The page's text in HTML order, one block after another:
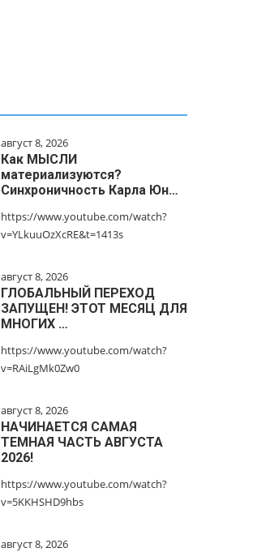
август 8, 2026
Как МЫСЛИ
материализуются?
Синхроничность Карла Юн…
https://www.youtube.com/watch?
v=YLkuuOzXcRE&t=1413s
август 8, 2026
ГЛОБАЛЬНЫЙ ПЕРЕХОД
ЗАПУЩЕН! ЭТОТ МЕСЯЦ ДЛЯ
МНОГИХ …
https://www.youtube.com/watch?
v=RAiLgMk0Zw0
август 8, 2026
НАЧИНАЕТСЯ САМАЯ
ТЕМНАЯ ЧАСТЬ АВГУСТА
2026!
https://www.youtube.com/watch?
v=5KKHSHD9hbs
август 8, 2026